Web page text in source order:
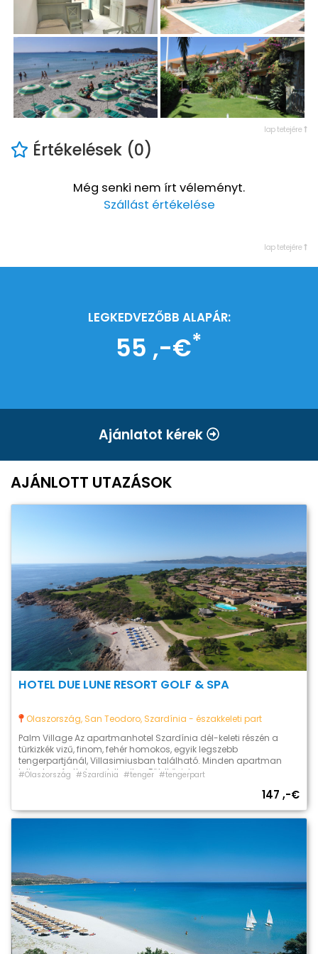
lap tetejére
Értékelések (0)
Még senki nem írt véleményt.
Szállást értékelése
lap tetejére
LEGKEDVEZŐBB ALAPÁR:
55 ,-€*
Ajánlatot kérek
AJÁNLOTT UTAZÁSOK
HOTEL DUE LUNE RESORT GOLF & SPA
Olaszország, San Teodoro, Szardínia - északkeleti part
Palm Village Az apartmanhotel Szardínia dél-keleti részén a
türkizkék vizű, finom, fehér homokos, egyik legszebb
tengerpartjánál, Villasimiusban található. Minden apartman
teljes komforttal rendelkezik, a Földközi-tengerre, vagy a
csodálatos virágos kertre, vagy a vadonatúj úszómedence felé
nyíló kilátással. Így tökéletes kikapcsolódást és feltöltődést
egyaránt. Részletes árainkért kattintson az alábbi […]
#Olaszország #Szardínia #tenger #tengerpart
147 ,-€